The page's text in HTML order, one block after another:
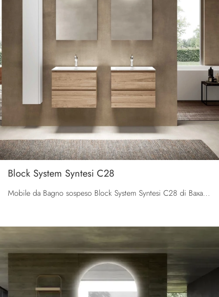
Block System Syntesi C28
Mobile da Bagno sospeso Block System Syntesi C28 di Baxar: clicca e ottieni informazioni su mobili bagno sospesi in melaminico e accessori della ...